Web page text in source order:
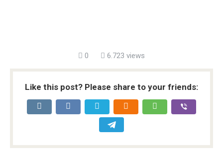
0 6.723 views
Like this post? Please share to your friends: